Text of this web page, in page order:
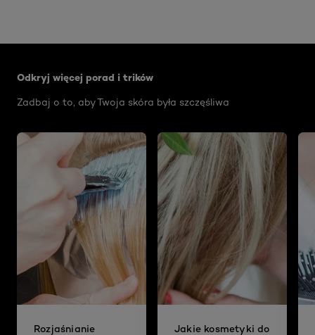
Odkryj więcej porad i trików
Zadbaj o to, aby Twoja skóra była szczęśliwa
Rozjaśnianie
Jakie kosmetyki do